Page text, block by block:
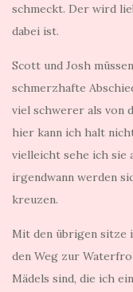
schmeckt. Der wird
dabei ist.
Scott und Josh
schmerzhafte
viel schwerer als von
hier kann ich halt
vielleicht sehe ich sie
irgendwann werden
kreuzen.
Mit den übrigen sitze
den Weg zur
Mädels sind, die ich